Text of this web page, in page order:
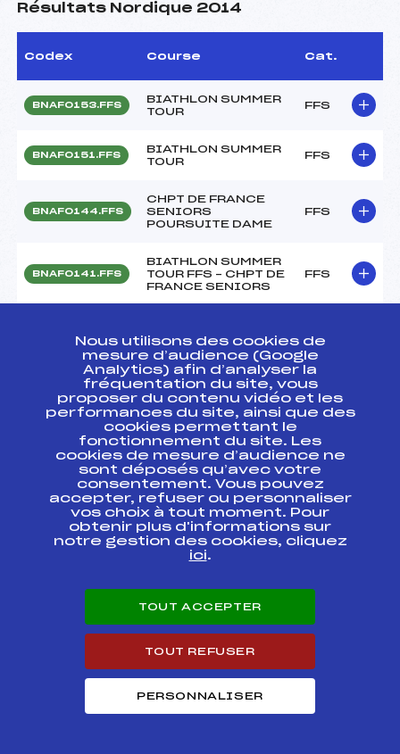
Résultats Nordique 2014
Codex Course Cat.
BNAF0153.FFS
BIATHLON SUMMER
TOUR
FFS
BNAF0151.FFS
BIATHLON SUMMER
TOUR
FFS
BNAF0144.FFS
CHPT DE FRANCE
SENIORS
POURSUITE DAME
FFS
BNAF0141.FFS
BIATHLON SUMMER
TOUR FFS – CHPT DE
FRANCE SENIORS
FFS
CHALLENGE FFS
BNAF0101.FFS
SUBARU BIATHLON
CHALLENGE FFS
FFS
LA SAVOYARDE 73
CAISSE D'EPARGNE
CLASSIQUE
PETITES
DISTANCES
FFS
FSAF0104
LA SAVOYARDE 73
CAISSE D'EPARGNE
CLASSIQUE
PETITES
DISTANCES
FFS
CAISSE D'EPARGNE
SKATE PETITES
DISTANCES
SPRINT DAMES
Nous utilisons des cookies de
mesure d’audience (Google
Analytics) afin d’analyser la
fréquentation du site, vous
proposer du contenu vidéo et les
performances du site, ainsi que des
cookies permettant le
fonctionnement du site. Les
cookies de mesure d’audience ne
sont déposés qu’avec votre
consentement. Vous pouvez
accepter, refuser ou personnaliser
vos choix à tout moment. Pour
obtenir plus d'informations sur
notre gestion des cookies, cliquez
ici.
TOUT ACCEPTER
TOUT REFUSER
PERSONNALISER